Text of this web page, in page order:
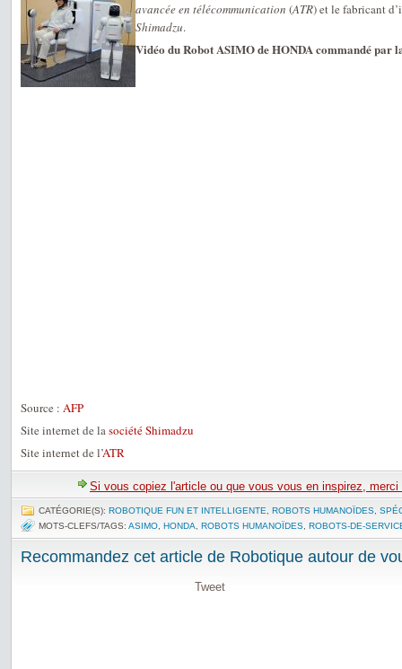
avancée en télécommunication (ATR) et le fabricant
Shimadzu.
Vidéo du Robot ASIMO de HONDA commandé par
Source : AFP
Site internet de lasociété Shimadzu
Site internet de l’ATR
Si vous copiez l'article ou que vous vous en inspirez,
CATÉGORIE(S): ROBOTIQUE FUN ET INTELLIGENTE ROBOTS HUMANOÏDES
MOTS-CLEFS/TAGS: ASIMO HONDA ROBOTS HUMANOÏDES ROBOTS-DE-
Recommandez cet article de Robotique autour de
Tweet